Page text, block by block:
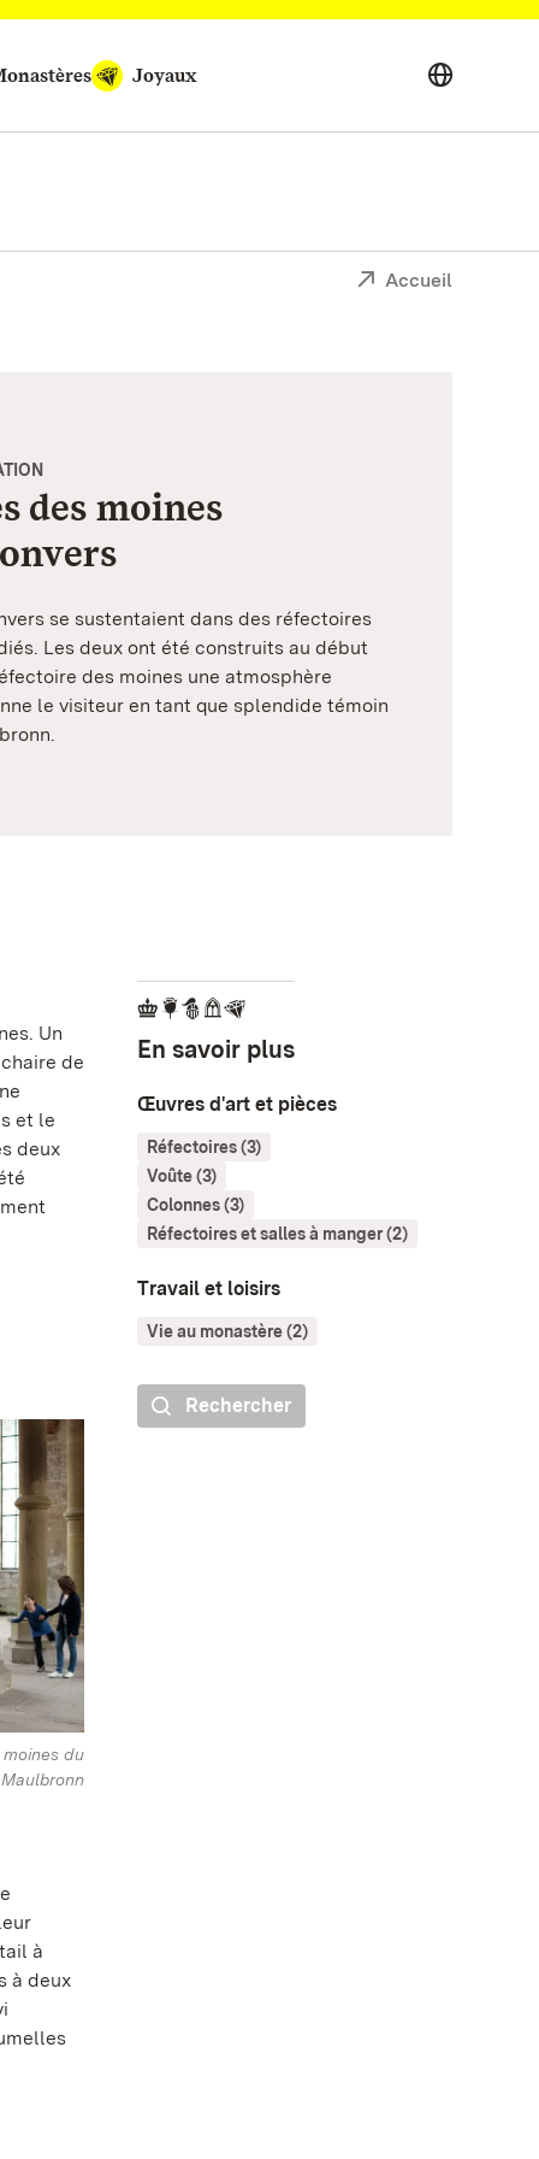
Joyaux
Accueil
des moines
se sustentaient dans des réfectoires
Les deux ont été construits au début
des moines une atmosphère
le visiteur en tant que splendide témoin
Un
de
et le
deux
du
à
à deux
En savoir plus
Œuvres d'art et pièces
Réfectoires (3)
Voûte (3)
Colonnes (3)
Réfectoires et salles à manger (2)
Travail et loisirs
Vie au monastère (2)
Rechercher